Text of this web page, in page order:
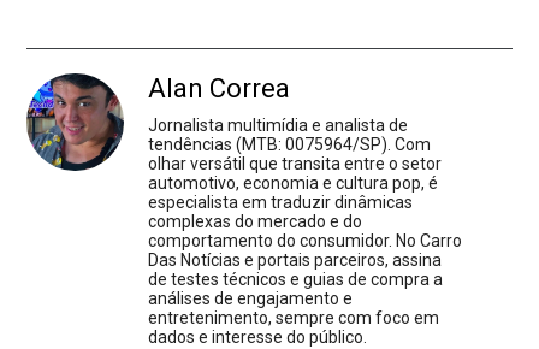
Alan Correa
Jornalista multimídia e analista de
tendências (MTB: 0075964/SP). Com
olhar versátil que transita entre o setor
automotivo, economia e cultura pop, é
especialista em traduzir dinâmicas
complexas do mercado e do
comportamento do consumidor. No Carro
Das Notícias e portais parceiros, assina
de testes técnicos e guias de compra a
análises de engajamento e
entretenimento, sempre com foco em
dados e interesse do público.